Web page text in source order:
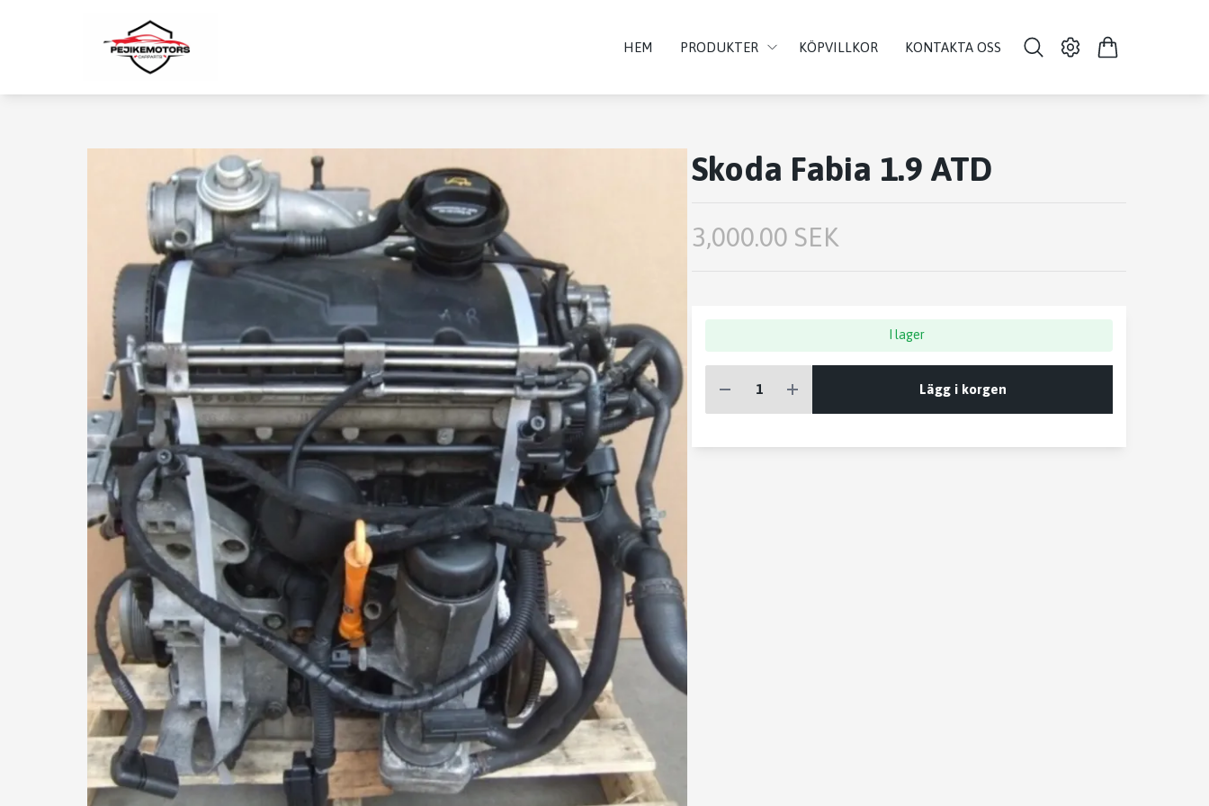
HEM PRODUKTER KÖPVILLKOR KONTAKTA OSS
Skoda Fabia 1.9 ATD
3,000.00 SEK
I lager
Lägg i korgen